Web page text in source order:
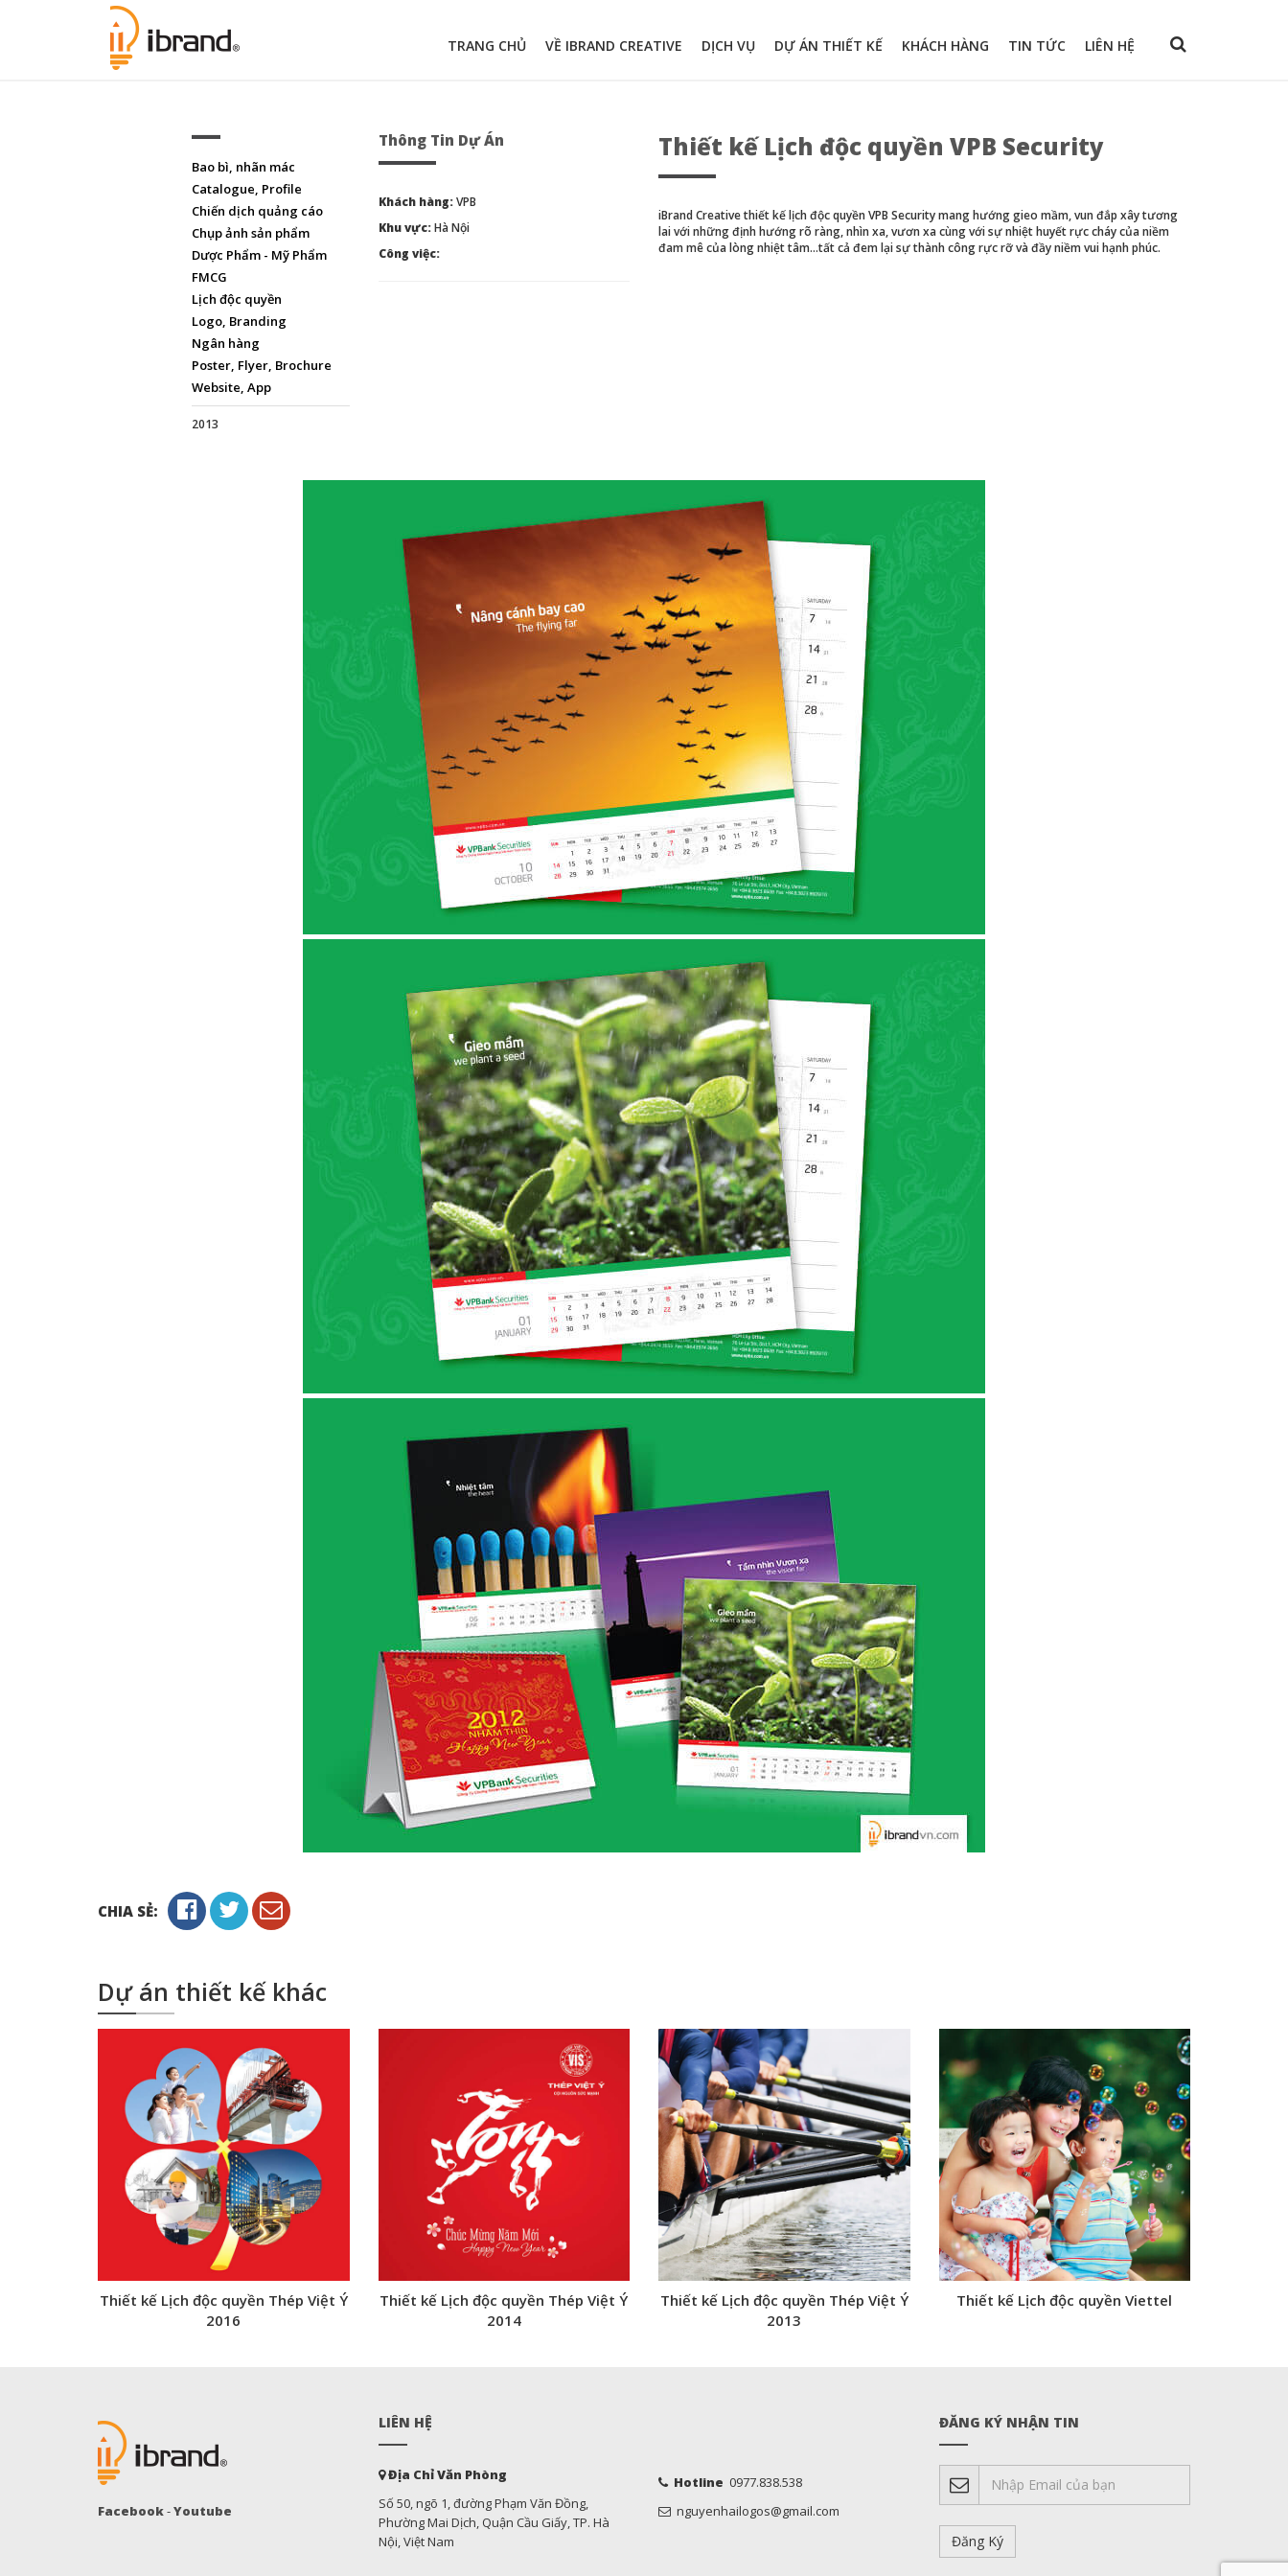
TRANG CHỦ VỀ IBRAND CREATIVE DỊCH VỤ DỰ ÁN THIẾT KẾ KHÁCH HÀNG TIN TỨC LIÊN HỆ
Bao bì, nhãn mác
Catalogue, Profile
Chiến dịch quảng cáo
Chụp ảnh sản phẩm
Dược Phẩm - Mỹ Phẩm
FMCG
Lịch độc quyền
Logo, Branding
Ngân hàng
Poster, Flyer, Brochure
Website, App
2013
Thông Tin Dự Án
Khách hàng:VPB
Khu vực:Hà Nội
Công việc:
Thiết kế Lịch độc quyền VPB Security
iBrand Creative thiết kế lịch độc quyền VPB Security mang hướng gieo mầm, vun đắp xây tương
lai với những định hướng rõ ràng, nhìn xa, vươn xa cùng với sự nhiệt huyết rực cháy của niềm
đam mê của lòng nhiệt tâm…tất cả đem lại sự thành công rực rỡ và đầy niềm vui hạnh phúc.
CHIA SẺ:
Dự án thiết kế khác
Thiết kế Lịch độc quyền Thép Việt Ý
2016
Thiết kế Lịch độc quyền Thép Việt Ý
2014
Thiết kế Lịch độc quyền Thép Việt Ý
2013
Thiết kế Lịch độc quyền Viettel
Facebook-Youtube
LIÊN HỆ
Địa Chỉ Văn Phòng
Số 50, ngõ 1, đường Phạm Văn Đồng,
Phường Mai Dịch, Quận Cầu Giấy, TP. Hà
Nội, Việt Nam
Hotline 0977.838.538
nguyenhailogos@gmail.com
ĐĂNG KÝ NHẬN TIN